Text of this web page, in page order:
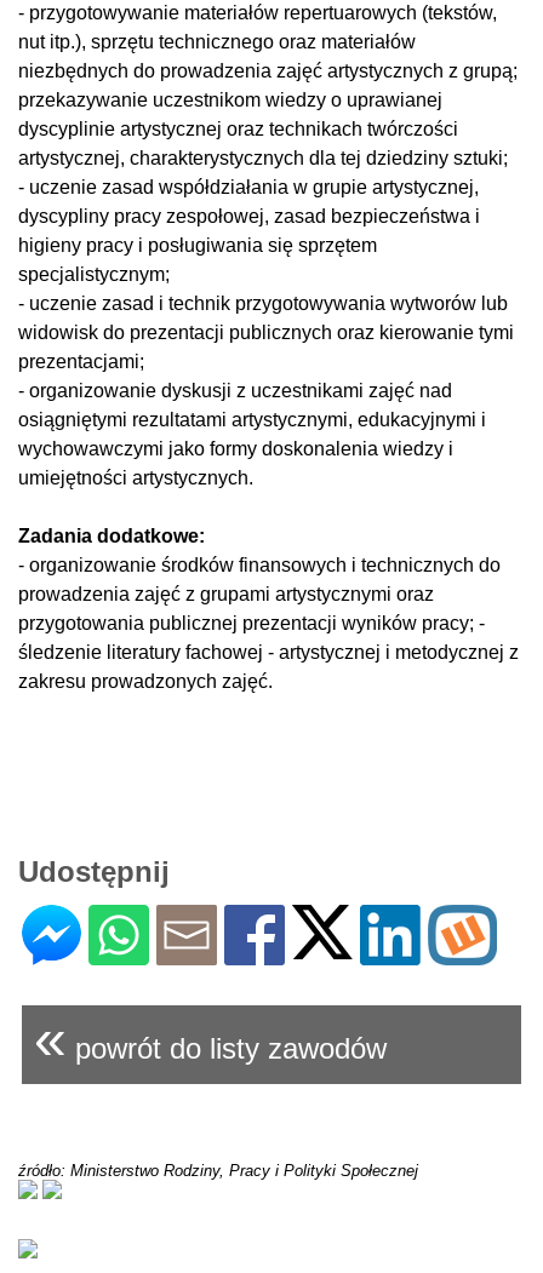
- przygotowywanie materiałów repertuarowych (tekstów,
nut itp.), sprzętu technicznego oraz materiałów
niezbędnych do prowadzenia zajęć artystycznych z grupą;
przekazywanie uczestnikom wiedzy o uprawianej
dyscyplinie artystycznej oraz technikach twórczości
artystycznej, charakterystycznych dla tej dziedziny sztuki;
- uczenie zasad współdziałania w grupie artystycznej,
dyscypliny pracy zespołowej, zasad bezpieczeństwa i
higieny pracy i posługiwania się sprzętem
specjalistycznym;
- uczenie zasad i technik przygotowywania wytworów lub
widowisk do prezentacji publicznych oraz kierowanie tymi
prezentacjami;
- organizowanie dyskusji z uczestnikami zajęć nad
osiągniętymi rezultatami artystycznymi, edukacyjnymi i
wychowawczymi jako formy doskonalenia wiedzy i
umiejętności artystycznych.
Zadania dodatkowe:
- organizowanie środków finansowych i technicznych do
prowadzenia zajęć z grupami artystycznymi oraz
przygotowania publicznej prezentacji wyników pracy; -
śledzenie literatury fachowej - artystycznej i metodycznej z
zakresu prowadzonych zajęć.
Udostępnij
« powrót do listy zawodów
źródło: Ministerstwo Rodziny, Pracy i Polityki Społecznej